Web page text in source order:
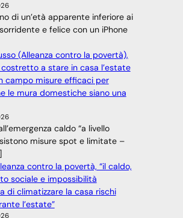
di un’età apparente inferiore ai
e felice con un iPhone
(Alleanza contro la povertà),
costretto a stare in casa l’estate
campo misure efficaci per
le mura domestiche siano una
caldo “a livello
misure spot e limitate –
contro la povertà, “il caldo,
sociale e impossibilità
di climatizzare la casa rischi
l’estate”